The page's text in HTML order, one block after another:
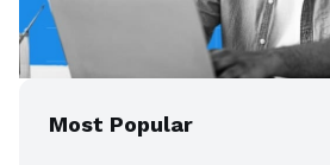
Most Popular